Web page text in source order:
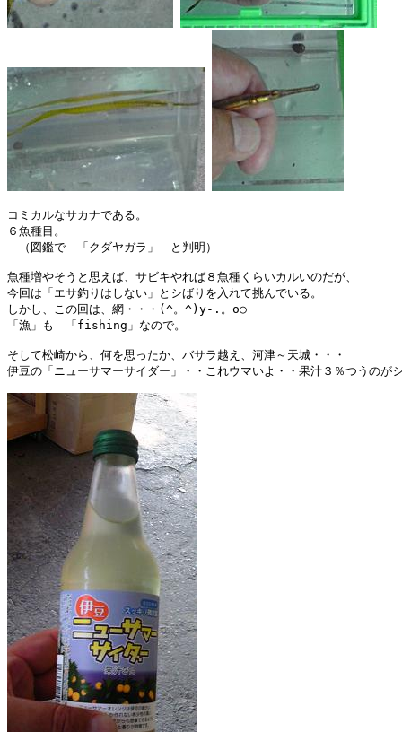
コミカルなサカナである。
６魚種目。
（図鑑で　「クダヤガラ」　と判明）
魚種増やそうと思えば、サビキやれば８魚種くらいカルいのだが、
今回は「エサ釣りはしない」とシばりを入れて挑んでいる。
しかし、この回は、網・・・(^。^)y-.。o○
「漁」も　「fishing」なので。
そして松崎から、何を思ったか、バサラ越え、河津～天城・・・
伊豆の「ニューサマーサイダー」・・これウマいよ・・果汁３％つうのが